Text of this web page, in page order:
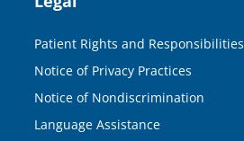
Patient Rights and Responsibilities
Notice of Privacy Practices
Notice of Nondiscrimination
Language Assistance